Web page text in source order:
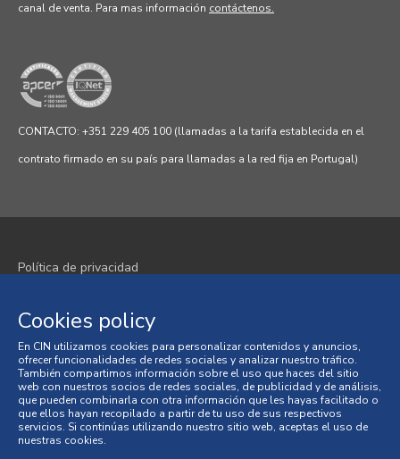
canal de venta. Para mas información contáctenos.
CONTACTO: +351 229 405 100 (llamadas a la tarifa establecida en el
contrato firmado en su país para llamadas a la red fija en Portugal)
Política de privacidad
Términos y condiciones
Condiciones generales de venta
Litigios en materia de consumo
Libro de Reclamaciones en Línea
Cookies policy
En CIN utilizamos cookies para personalizar contenidos y anuncios,
ofrecer funcionalidades de redes sociales y analizar nuestro tráfico.
También compartimos información sobre el uso que haces del sitio
web con nuestros socios de redes sociales, de publicidad y de análisis,
que pueden combinarla con otra información que les hayas facilitado o
que ellos hayan recopilado a partir de tu uso de sus respectivos
servicios. Si continúas utilizando nuestro sitio web, aceptas el uso de
nuestras cookies.